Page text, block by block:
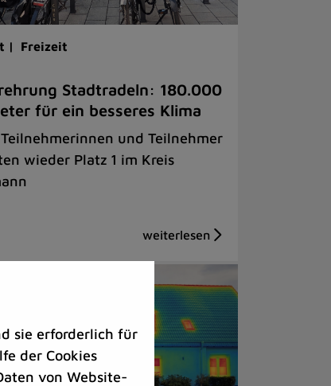
| Freizeit
Stadtradeln: 180.000
für ein besseres Klima
und Teilnehmer
wieder Platz 1 im Kreis
sie erforderlich für
der Cookies
von Website-